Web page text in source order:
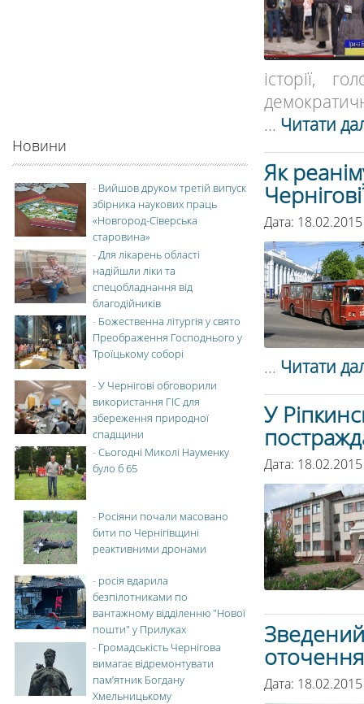
історії,
... Читати
Як
Дата:
... Читати
У
Дата:
Зведений
Дата:
Новини
- Вийшов друком третій випуск
збірника наукових праць
«Новгород-Сіверська
старовина»
-Для лікарень області
надійшли ліки та
спецобладнання від
благодійників
- Божественна літургія у свято
Преображення Господнього у
Троїцькому соборі
-У Чернігові обговорили
використання ГІС для
збереження природної
спадщини
-Сьогодні Миколі Науменку
було б 65
- Росіяни почали масовано
бити по Чернігівщині
реактивними дронами
- росія вдарила
безпілотниками по
вантажному відділенню "Нової
пошти" у Прилуках
- Громадськість Чернігова
вимагає відремонтувати
пам’ятник Богдану
Хмельницькому